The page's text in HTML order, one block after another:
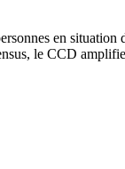
en
le CCD